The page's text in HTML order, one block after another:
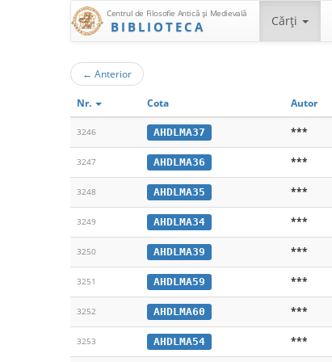
Centrul de Filosofie Antică şi Medievală
BIBLIOTECA Cărţi
← Anterior
Nr. Cota Autor
3246 AHDLMA37 ***
3247 AHDLMA36 ***
3248 AHDLMA35 ***
3249 AHDLMA34 ***
3250 AHDLMA39 ***
3251 AHDLMA59 ***
3252 AHDLMA60 ***
3253 AHDLMA54 ***